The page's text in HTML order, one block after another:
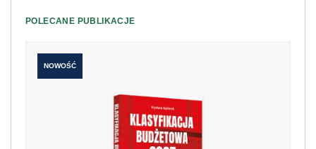
POLECANE PUBLIKACJE
NOWOŚĆ